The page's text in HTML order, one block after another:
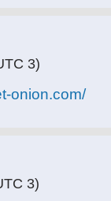
3)
onion.com/
3)